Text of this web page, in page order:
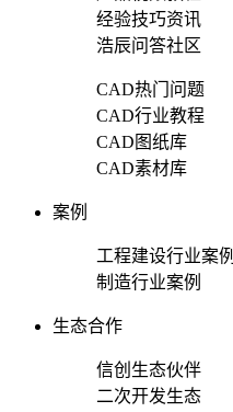
经验技巧资讯
浩辰问答社区
CAD热门问题
CAD行业教程
CAD图纸库
CAD素材库
案例
工程建设行业案例
制造行业案例
生态合作
信创生态伙伴
二次开发生态